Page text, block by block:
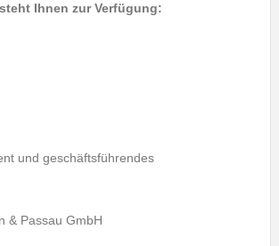
Ihnen zur Verfügung:
und geschäftsführendes
& Passau GmbH